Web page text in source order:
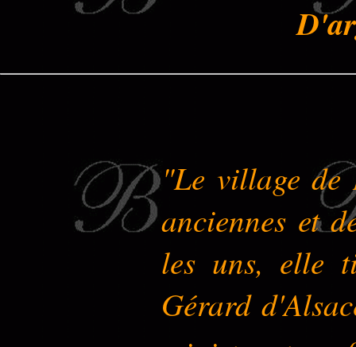
"Le village de
anciennes et
les uns, elle
Gérard